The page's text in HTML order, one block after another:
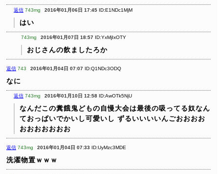
返信 743mg 2016年01月06日 17:45 ID:E1NDc1MjM
はい
743mg 2016年01月07日 18:57 ID:YxMjIxOTY
おじさんの飲ましたろか
返信 743 2016年01月04日 07:07 ID:Q1NDc3ODQ
なに
返信 743mg 2016年01月10日 12:58 ID:AwOTk5NjU
なんだこの糞餓鬼どもの自慢大会は最後の吸ってる奴なん
ておっぱいでかいし可愛いし ずるいいいいんごおおおお
おおおおおおお
返信 743mg 2016年01月04日 07:33 ID:UyMzc3MDE
洗濯物置ｗｗｗ